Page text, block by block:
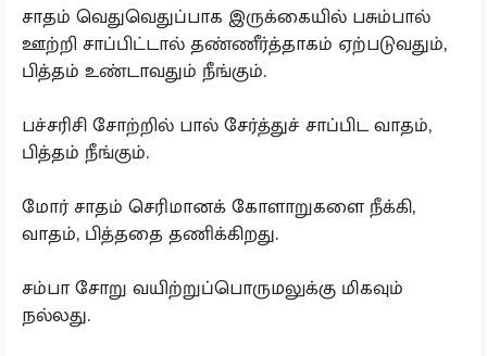
சாதம் வெதுவெதுப்பாக இருக்கையில் பசும்பால்
ஊற்றி சாப்பிட்டால் தண்ணீர்த்தாகம் ஏற்படுவதும்,
பித்தம் உண்டாவதும் நீங்கும்.
பச்சரிசி சோற்றில் பால் சேர்த்துச் சாப்பிட வாதம்,
பித்தம் நீங்கும்.
மோர் சாதம் செரிமானக் கோளாறுகளை நீக்கி,
வாதம், பித்ததை தணிக்கிறது.
சம்பா சோறு வயிற்றுப்பொருமலுக்கு மிகவும்
நல்லது.